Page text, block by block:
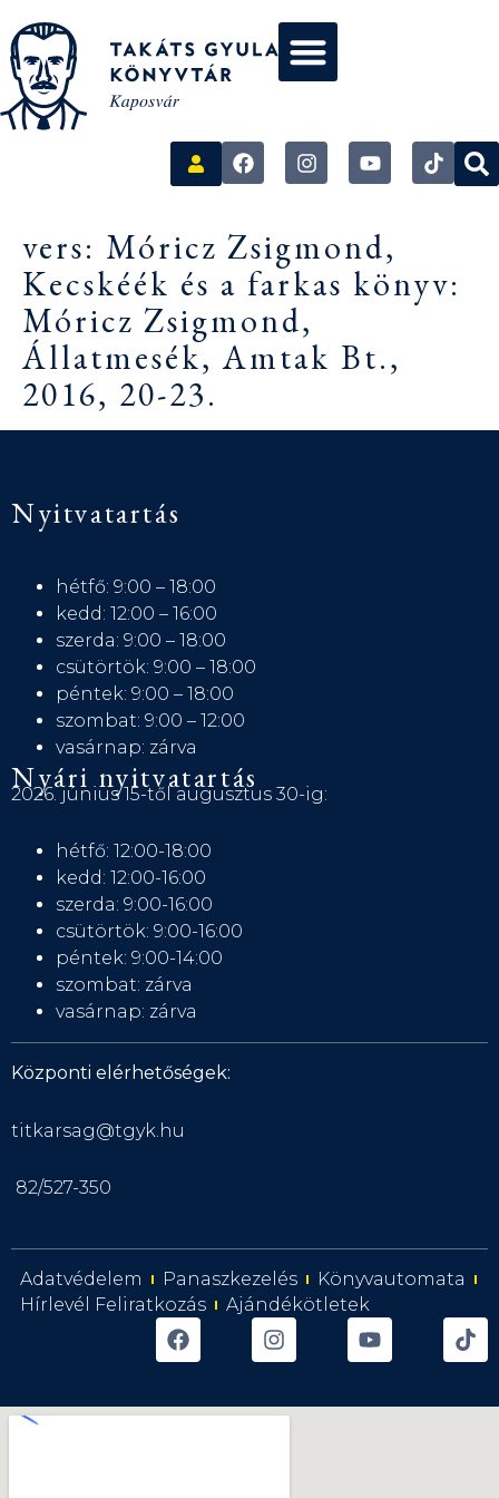
vers: Móricz Zsigmond,
Kecskéék és a farkas könyv:
Móricz Zsigmond,
Állatmesék, Amtak Bt.,
2016, 20-23.
Nyitvatartás
hétfő: 9:00 – 18:00
kedd: 12:00 – 16:00
szerda: 9:00 – 18:00
csütörtök: 9:00 – 18:00
péntek: 9:00 – 18:00
szombat: 9:00 – 12:00
vasárnap: zárva
Nyári nyitvatartás
2026. június 15-től augusztus 30-ig:
hétfő: 12:00-18:00
kedd: 12:00-16:00
szerda: 9:00-16:00
csütörtök: 9:00-16:00
péntek: 9:00-14:00
szombat: zárva
vasárnap: zárva
Központi elérhetőségek:
titkarsag@tgyk.hu
82/527-350
Adatvédelem Panaszkezelés
Könyvautomata
Hírlevél Feliratkozás
Ajándékötletek